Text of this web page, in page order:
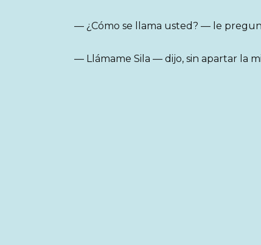
— ¿Cómo se llama usted? — le
— Llámame Sila — dijo, sin apartar la